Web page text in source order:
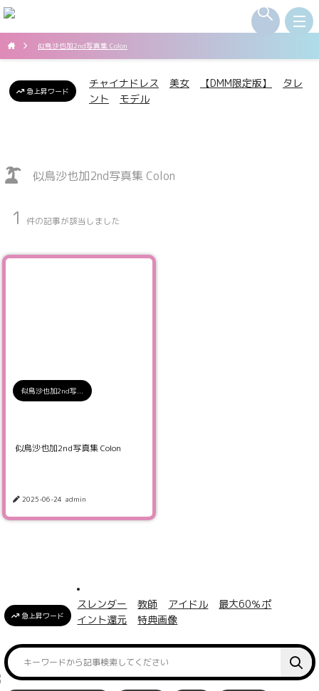
似鳥沙也加2nd写真集 Colon
急上昇ワード
チャイナドレス 美女 【DMM限定版】
タレ
ント
モデル
似鳥沙也加2nd写真集 Colon
1 件の記事が該当しました
似鳥沙也加2nd写...
似鳥沙也加2nd写真集 Colon
2025-06-24 admin
急上昇ワード
スレンダー 教師 アイドル
最大60％ポ
イント還元
特典画像